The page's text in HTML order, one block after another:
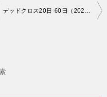
デッドクロス20日-60日（2024-07-02）